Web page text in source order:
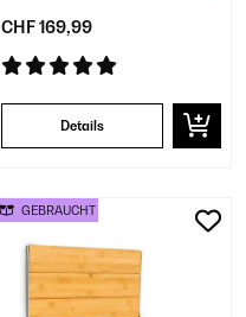
CHF 169,99
Details
GEBRAUCHT